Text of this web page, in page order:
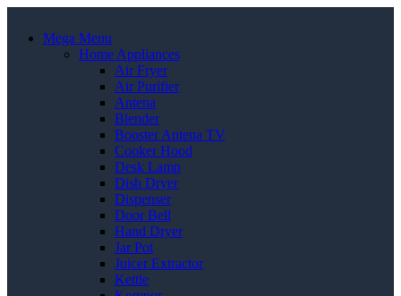
Mega Menu
Home Appliances
Air Fryer
Air Purifier
Antena
Blender
Booster Antena TV
Cooker Hood
Desk Lamp
Dish Dryer
Dispenser
Door Bell
Hand Dryer
Jar Pot
Juicer Extractor
Kettle